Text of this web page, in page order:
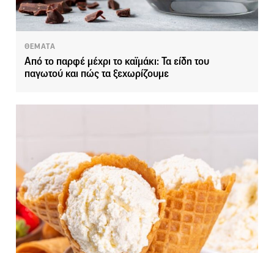
ΘΕΜΑΤΑ
Από το παρφέ μέχρι το καϊμάκι: Τα είδη του
παγωτού και πώς τα ξεχωρίζουμε